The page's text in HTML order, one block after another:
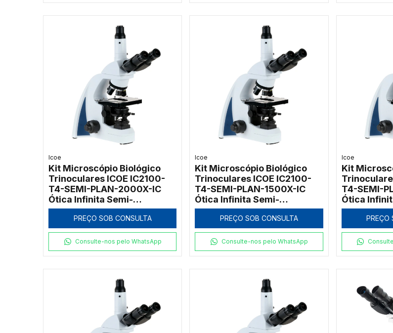
Icoe
Kit Microscópio Biológico
Trinoculares ICOE IC2100-
T4-SEMI-PLAN-2000X-IC
Ótica Infinita Semi-
Planacromática 2000x
PREÇO SOB CONSULTA
Consulte-nos pelo WhatsApp
Icoe
Kit Microscópio Biológico
Trinoculares ICOE IC2100-
T4-SEMI-PLAN-1500X-IC
Ótica Infinita Semi-
Planacromática 1500x
PREÇO SOB CONSULTA
Consulte-nos pelo WhatsApp
Icoe
Kit
T4-SEMI-
Ótica
PREÇO